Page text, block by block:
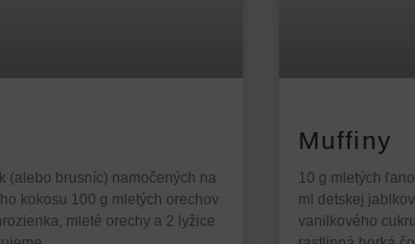
(alebo brusníc) namočených na
kokosu 100 g mletých orechov
mleté orechy a 2 lyžice
Muffiny
10 g mletých
ml detskej
vanilkového